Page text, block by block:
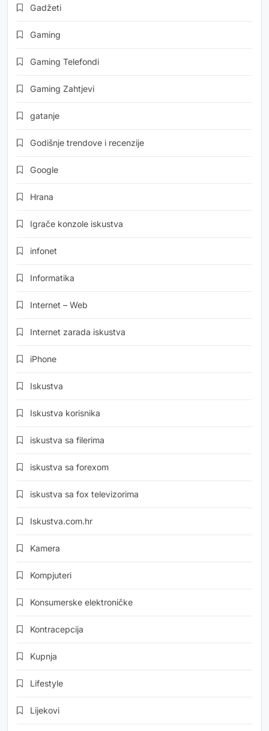
Gadžeti
Gaming
Gaming Telefondi
Gaming Zahtjevi
gatanje
Godišnje trendove i recenzije
Google
Hrana
Igrače konzole iskustva
infonet
Informatika
Internet – Web
Internet zarada iskustva
iPhone
Iskustva
Iskustva korisnika
iskustva sa filerima
iskustva sa forexom
iskustva sa fox televizorima
Iskustva.com.hr
Kamera
Kompjuteri
Konsumerske elektroničke
Kontracepcija
Kupnja
Lifestyle
Lijekovi